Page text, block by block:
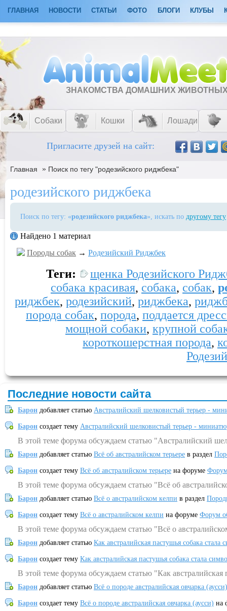
ГЛАВНАЯ НОВОСТИ СТАТЬИ ФОТО БЛОГИ КЛУБЫ
ЗНАКОМСТВА ДОМАШНИХ
Собаки Кошки Лошади
Пригласите друзей на сайт:
Главная » Поиск по тегу "родезийского риджбека"
родезийского риджбека
Поиск по тегу: «родезийского риджбека», искать по другому тегу
Найдено 1 материал
Породы собак → Родезийский Риджбек
Теги:
щенка Родезийского
собака красивая, собака, собак,
риджбек, родезийский, риджбека,
порода собак, порода, поддается
мощной собаки, крупной
короткошерстная порода,
Последние новости сайта
Барон добавляет статью Австралийский шелковистый терьер -
Барон создает тему Австралийский шелковистый терьер -
В этой теме форума обсуждаем статью "Австралийский
Барон добавляет статью Всё об австралийском терьере в раздел
Барон создает тему Всё об австралийском терьере на форуме
В этой теме форума обсуждаем статью "Всё об
Барон добавляет статью Всё о австралийском келпи в раздел
Барон создает тему Всё о австралийском келпи на форуме Форум
В этой теме форума обсуждаем статью "Всё о
Барон добавляет статью Как австралийская пастушья собака
Барон создает тему Как австралийская пастушья собака стала
В этой теме форума обсуждаем статью "Как
Барон добавляет статью Всё о породе австралийская овчарка (аусси)
Барон создает тему Всё о породе австралийская овчарка (аусси) на